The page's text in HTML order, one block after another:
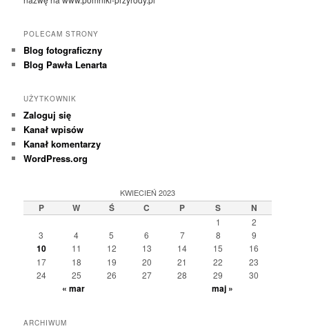
POLECAM STRONY
Blog fotograficzny
Blog Pawła Lenarta
UŻYTKOWNIK
Zaloguj się
Kanał wpisów
Kanał komentarzy
WordPress.org
KWIECIEŃ 2023
P W Ś C P S N
1
2
3
4 5 6 7 8 9
10 11 12 13 14 15
16
17
18 19 20 21 22
23
24
25 26 27 28 29 30
« mar maj »
ARCHIWUM